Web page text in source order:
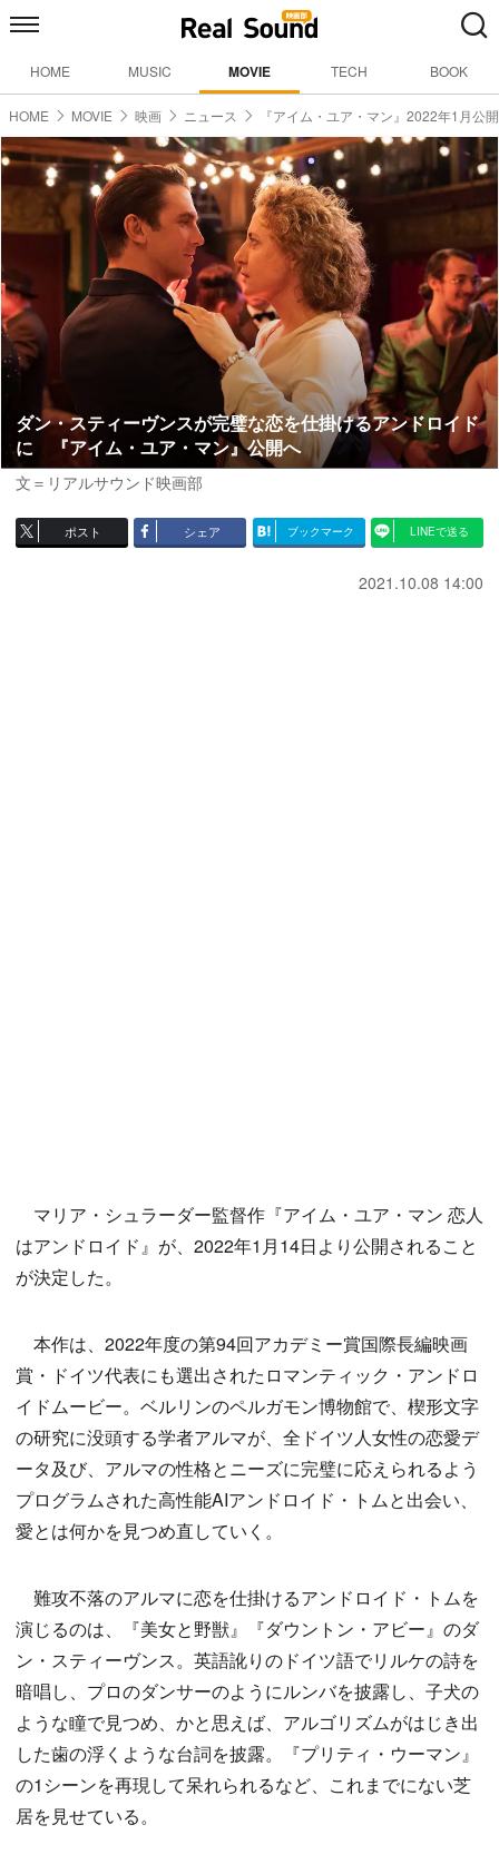
HOME MUSIC MOVIE TECH BOOK
HOME MOVIE 映画 ニュース 『アイム・ユア・マン』2022年1月公開
ダン・スティーヴンスが完璧な恋を仕掛けるアンドロイド
に 『アイム・ユア・マン』公開へ
文＝リアルサウンド映画部
ポスト シェア ブックマーク LINEで送る
2021.10.08 14:00
マリア・シュラーダー監督作『アイム・ユア・マン 恋人
はアンドロイド』が、2022年1月14日より公開されること
が決定した。
本作は、2022年度の第94回アカデミー賞国際長編映画
賞・ドイツ代表にも選出されたロマンティック・アンドロ
イドムービー。ベルリンのペルガモン博物館で、楔形文字
の研究に没頭する学者アルマが、全ドイツ人女性の恋愛デ
ータ及び、アルマの性格とニーズに完璧に応えられるよう
プログラムされた高性能AIアンドロイド・トムと出会い、
愛とは何かを見つめ直していく。
難攻不落のアルマに恋を仕掛けるアンドロイド・トムを
演じるのは、『美女と野獣』『ダウントン・アビー』のダ
ン・スティーヴンス。英語訛りのドイツ語でリルケの詩を
暗唱し、プロのダンサーのようにルンバを披露し、子犬の
ような瞳で見つめ、かと思えば、アルゴリズムがはじき出
した歯の浮くような台詞を披露。『プリティ・ウーマン』
の1シーンを再現して呆れられるなど、これまでにない芝
居を見せている。